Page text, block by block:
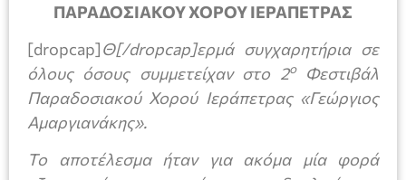
ΠΑΡΑΔΟΣΙΑΚΟΥ ΧΟΡΟΥ ΙΕΡΑΠΕΤΡΑΣ
[dropcap]Θ[/dropcap]ερμά συγχαρητήρια σε
όλους όσους συμμετείχαν στο 2οΦεστιβάλ
Παραδοσιακού Χορού Ιεράπετρας «Γεώργιος
Αμαργιανάκης».
Το αποτέλεσμα ήταν για ακόμα μία φορά